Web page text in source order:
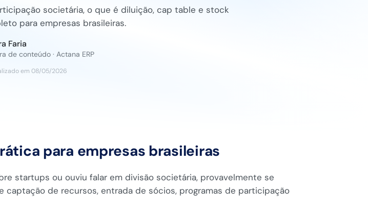
societária, o que é diluição, cap table e stock
para empresas brasileiras.
Faria
de conteúdo · Actana ERP
em 08/05/2026
para empresas brasileiras
startups ou ouviu falar em divisão societária, provavelmente se
de recursos, entrada de sócios, programas de participação